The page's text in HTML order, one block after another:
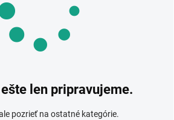
len pripravujeme.
pozrieť na ostatné kategórie.